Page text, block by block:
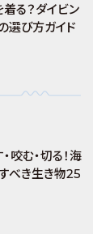
る？ダイビン
選び方ガイド
咬む・切る！海
べき生き物25